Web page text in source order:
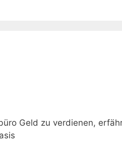
Geld zu verdienen,